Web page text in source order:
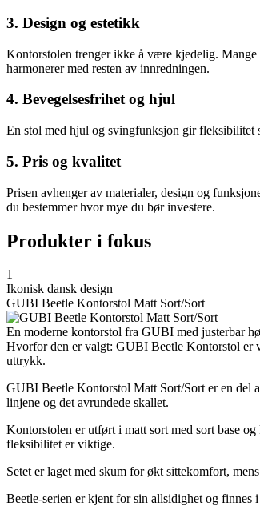
3. Design og estetikk
Kontorstolen trenger ikke å være kjedelig.
harmonerer med resten av innredningen.
4. Bevegelsesfrihet og hjul
En stol med hjul og svingfunksjon gir fleksibilitet
5. Pris og kvalitet
Prisen avhenger av materialer, design og
du bestemmer hvor mye du bør investere.
Produkter i fokus
1
Ikonisk dansk design
GUBI Beetle Kontorstol Matt Sort/Sort
En moderne kontorstol fra GUBI med justerbar
Hvorfor den er valgt: GUBI Beetle Kontorstol er
uttrykk.
GUBI Beetle Kontorstol Matt Sort/Sort er en del
linjene og det avrundede skallet.
Kontorstolen er utført i matt sort med sort base
fleksibilitet er viktige.
Setet er laget med skum for økt sittekomfort,
Beetle-serien er kjent for sin allsidighet og